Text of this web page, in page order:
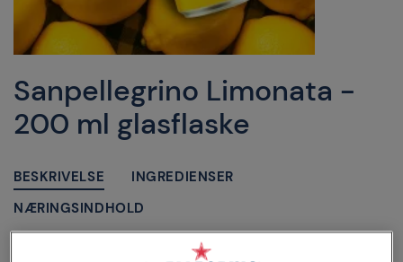
Sanpellegrino Limonata -
200 ml glasflaske
BESKRIVELSE
INGREDIENSER
NÆRINGSINDHOLD
Sanpellegrino Limonata er den autentiske, helt naturlige